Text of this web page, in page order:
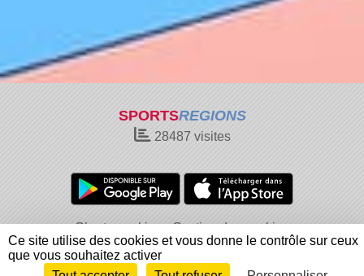
SPORTSREGIONS
28487 visites
Charte cookies
Gestion des cookies
Informations légales
Signaler un contenu inapproprié
Ce site utilise des cookies et vous donne le contrôle sur ceux
que vous souhaitez activer